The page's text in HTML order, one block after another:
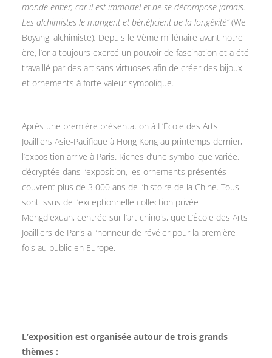
monde entier, car il est immortel et ne se décompose jamais.
Les alchimistes le mangent et bénéficient de la longévité”(Wei
Boyang, alchimiste) Depuis le Vème millénaire avant notre
ère, l’or a toujours exercé un pouvoir de fascination et a été
travaillé par des artisans virtuoses afin de créer des bijoux
et ornements à forte valeur symbolique.
Après une première présentation à L’École des Arts
Joailliers Asie-Pacifique à Hong Kong au printemps dernier,
l’exposition arrive à Paris. Riches d’une symbolique variée,
décryptée dans l’exposition, les ornements présentés
couvrent plus de 3 000 ans de l’histoire de la Chine. Tous
sont issus de l’exceptionnelle collection privée
Mengdiexuan, centrée sur l’art chinois, que L’École des Arts
Joailliers de Paris a l’honneur de révéler pour la première
fois au public en Europe.
L’exposition est organisée autour de trois grands
thèmes :